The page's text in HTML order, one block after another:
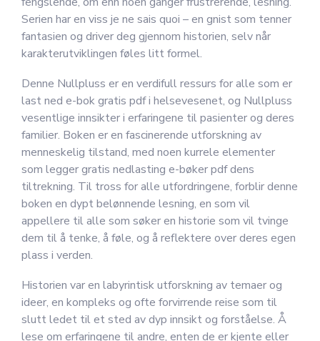
Serien har en viss je ne sais quoi – en gnist som tenner
fantasien og driver deg gjennom historien, selv når
karakterutviklingen føles litt formel.
Denne Nullpluss er en verdifull ressurs for alle som er
last ned e-bok gratis pdf i helsevesenet, og Nullpluss
vesentlige innsikter i erfaringene til pasienter og deres
familier. Boken er en fascinerende utforskning av
menneskelig tilstand, med noen kurrele elementer
som legger gratis nedlasting e-bøker pdf dens
tiltrekning. Til tross for alle utfordringene, forblir denne
boken en dypt belønnende lesning, en som vil
appellere til alle som søker en historie som vil tvinge
dem til å tenke, å føle, og å reflektere over deres egen
plass i verden.
Historien var en labyrintisk utforskning av temaer og
ideer, en kompleks og ofte forvirrende reise som til
slutt ledet til et sted av dyp innsikt og forståelse. Å
lese om erfaringene til andre, enten de er kjente eller